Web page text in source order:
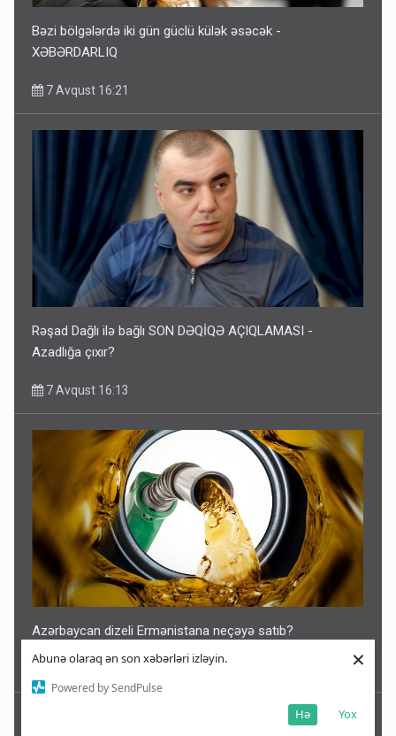
Abunə olaraq ən son xəbərləri izləyin.
Powered by SendPulse
Yox
Hə
×
Bəzi bölgələrdə iki gün güclü külək əsəcək -
XƏBƏRDARLIQ
7 Avqust 16:21
Rəşad Dağlı ilə bağlı SON DƏQİQƏ AÇIQLAMASI -
Azadlığa çıxır?
7 Avqust 16:13
Azərbaycan dizeli Ermənistana neçəyə satıb?
7 Avqust 16:09